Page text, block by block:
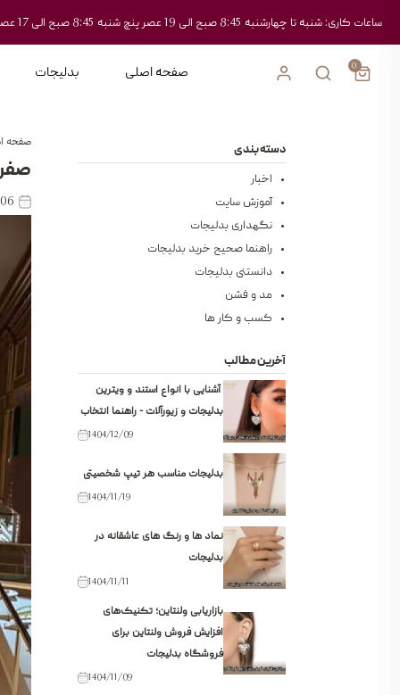
ساعات کاری: شنبه تا چهارشنبه 8:45 صبح الی 19 عصر پنچ شنبه 8:45 صبح الی 17 عصر
0
صفحه اصلی بدلیجات
دسته بندی
اخبار
آموزش سایت
نگهداری بدلیجات
راهنما صحیح خرید بدلیجات
دانستنی بدلیجات
مد و فشن
کسب و کار ها
آخرین مطالب
آشنایی با انواع استند و ویترین
بدلیجات و زیورآلات - راهنما انتخاب
1404/12/09
بدلیجات مناسب هر تیپ شخصیتی
1404/11/19
نماد ها و رنگ های عاشقانه در
بدلیجات
1404/11/11
بازاریابی ولنتاین؛ تکنیک‌های
افزایش فروش ولنتاین برای
فروشگاه بدلیجات
1404/11/09
صفحه
06 اردیبهشت 1404